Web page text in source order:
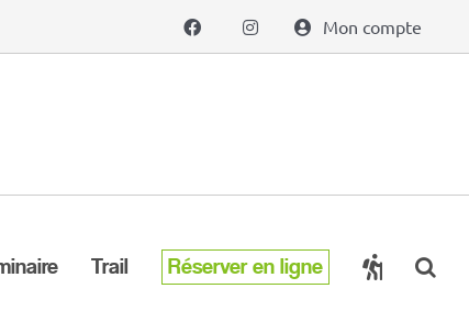
Mon compte
Trail Réserver en ligne